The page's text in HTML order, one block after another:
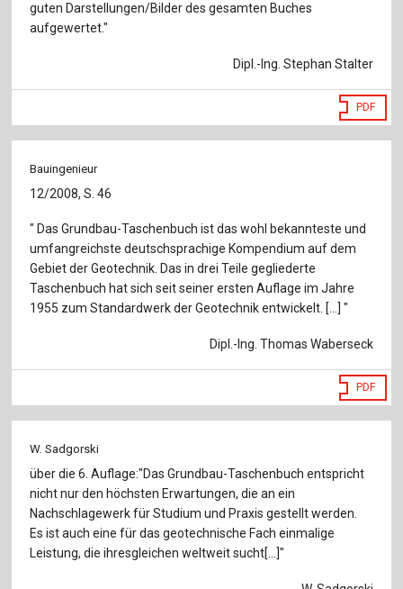
guten Darstellungen/Bilder des gesamten Buches
aufgewertet."
Dipl.-Ing. Stephan Stalter
PDF
Bauingenieur
12/2008, S. 46
" Das Grundbau-Taschenbuch ist das wohl bekannteste und
umfangreichste deutschsprachige Kompendium auf dem
Gebiet der Geotechnik. Das in drei Teile gegliederte
Taschenbuch hat sich seit seiner ersten Auflage im Jahre
1955 zum Standardwerk der Geotechnik entwickelt. [...] "
Dipl.-Ing. Thomas Waberseck
PDF
W. Sadgorski
über die 6. Auflage:"Das Grundbau-Taschenbuch entspricht
nicht nur den höchsten Erwartungen, die an ein
Nachschlagewerk für Studium und Praxis gestellt werden.
Es ist auch eine für das geotechnische Fach einmalige
Leistung, die ihresgleichen weltweit sucht[...]"